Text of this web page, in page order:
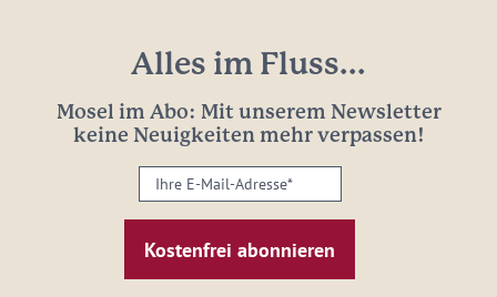
Alles im Fluss...
Mosel im Abo: Mit unserem Newsletter
keine Neuigkeiten mehr verpassen!
Ihre
E-
Mail-
Adresse: